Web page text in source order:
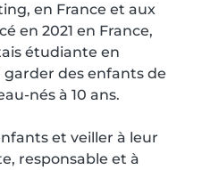
en France et aux
en 2021 en France,
étudiante en
garder des enfants de
nés à 10 ans.
et veiller à leur
responsable et à